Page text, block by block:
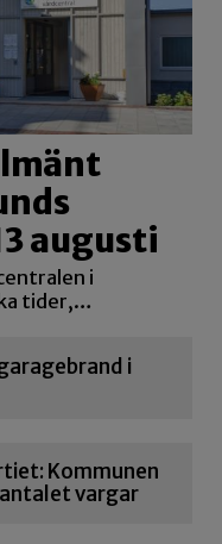
augusti
i
tider,…
i
Kommunen
vargar